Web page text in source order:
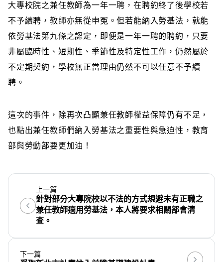
大專校院之兼任教師為一年一聘，在聘約終了後學校若
不予續聘，教師亦無從申冤。但若能納入勞基法，就能
依勞基法第九條之認定，即便是一年一聘的聘約，只要
非屬臨時性、短期性、季節性及特定性工作，仍然屬於
不定期契約，學校無正當理由仍然不可以任意不予續
聘。
這次的事件，除再次凸顯兼任教師權益保障仍有不足，
也點出兼任教師們納入勞基法之重要性與急迫性，教育
部與勞動部要更加油！
上一篇
針對部分大專院校以不法的方式規避未有正職之
兼任教師適用勞基法，本人將要求相關部會清
查。
下一篇